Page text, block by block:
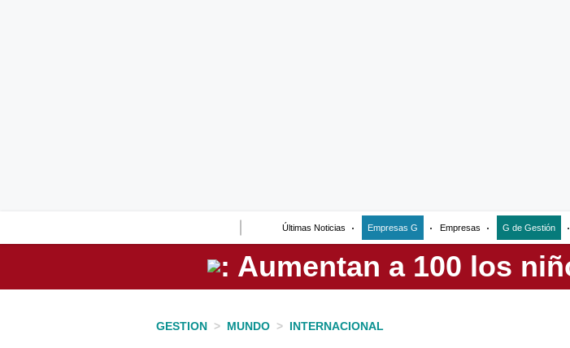
Últimas Noticias Empresas G Empresas G de Gestión
Perú
GESTION > MUNDO > INTERNACIONAL